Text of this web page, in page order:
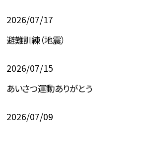
2026/07/17
避難訓練（地震）
2026/07/15
あいさつ運動ありがとう
2026/07/09